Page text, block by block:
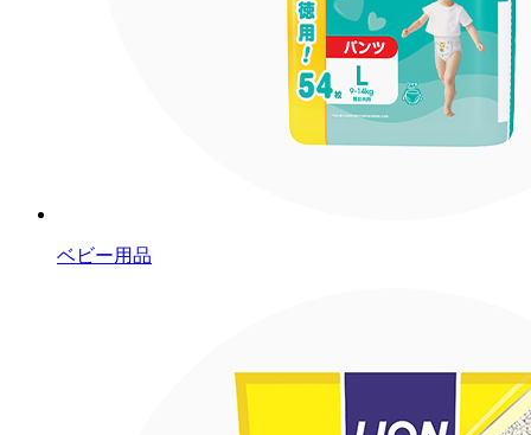
ベビー用品